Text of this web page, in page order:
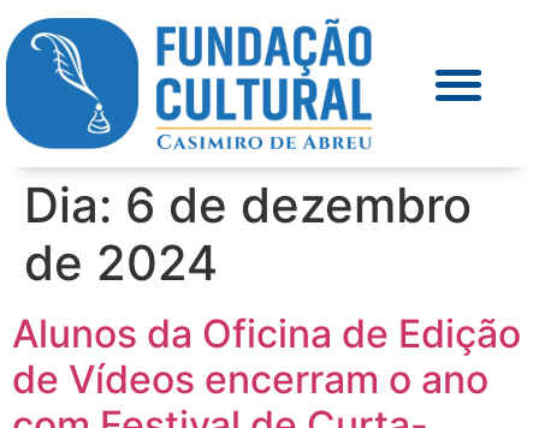
Dia: 6 de dezembro
de 2024
Alunos da Oficina de Edição
de Vídeos encerram o ano